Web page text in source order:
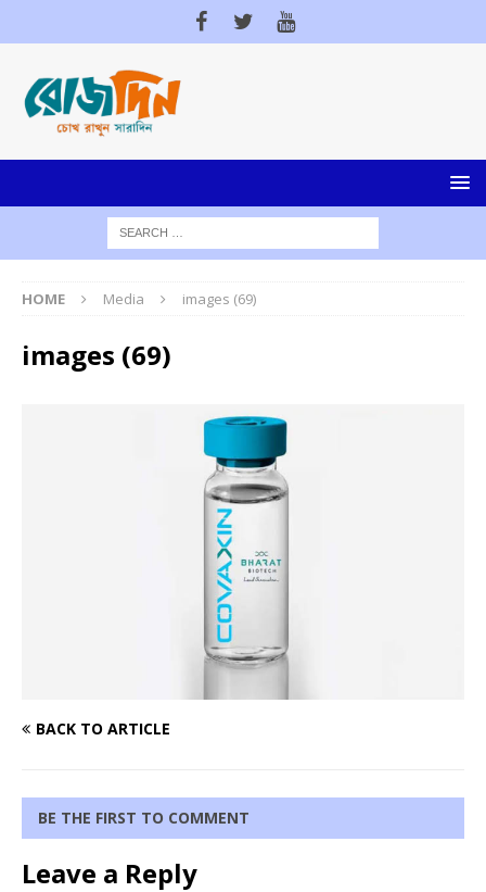
HOME Media images (69)
images (69)
BACK TO ARTICLE
BE THE FIRST TO COMMENT
Leave a Reply